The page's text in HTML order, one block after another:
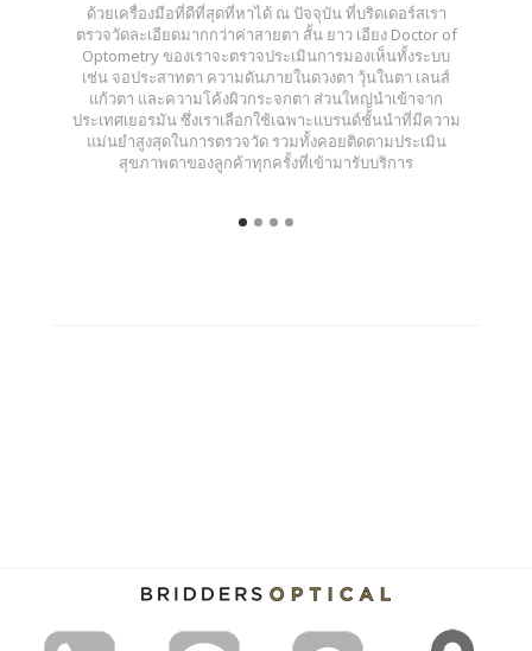
ด้วยเครื่องมือที่ดีที่สุดที่หาได้ ณ ปัจจุบัน ที่บริดเดอร์สเรา
ตรวจวัดละเอียดมากกว่าค่าสายตา สั้น ยาว เอียง Doctor of
Optometry ของเราจะตรวจประเมินการมองเห็นทั้งระบบ
เช่น จอประสาทตา ความดันภายในดวงตา วุ้นในตา เลนส์
แก้วตา และความโค้งผิวกระจกตา ส่วนใหญ่นำเข้าจาก
ประเทศเยอรมัน ซึ่งเราเลือกใช้เฉพาะแบรนด์ชั้นนำที่มีความ
แม่นยำสูงสุดในการตรวจวัด รวมทั้งคอยติดตามประเมิน
สุขภาพตาของลูกค้าทุกครั้งที่เข้ามารับบริการ